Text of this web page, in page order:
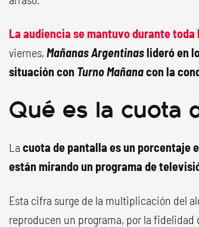
La audiencia se mantuvo durante toda
viernes, Mañanas Argentinaslideró en
situación con Turno Mañanacon la
Qué es la cuota
La cuota de pantalla es un porcentaje
están mirando un programa de
Esta cifra surge de la multiplicación del
reproducen un programa, por la